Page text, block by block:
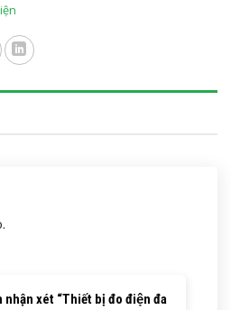
nhận xét “Thiết bị đo điện đa